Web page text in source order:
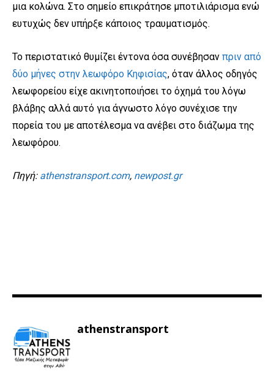
μια κολώνα. Στο σημείο επικράτησε μποτιλιάρισμα ενώ
ευτυχώς δεν υπήρξε κάποιος τραυματισμός.
Το περιστατικό θυμίζει έντονα όσα συνέβησαν πριν από
δύο μήνες στην λεωφόρο Κηφισίας, όταν άλλος οδηγός
λεωφορείου είχε ακινητοποιήσει το όχημά του λόγω
βλάβης αλλά αυτό για άγνωστο λόγο συνέχισε την
πορεία του με αποτέλεσμα να ανέβει στο διάζωμα της
λεωφόρου.
Πηγή: athenstransport.com, newpost.gr
athenstransport